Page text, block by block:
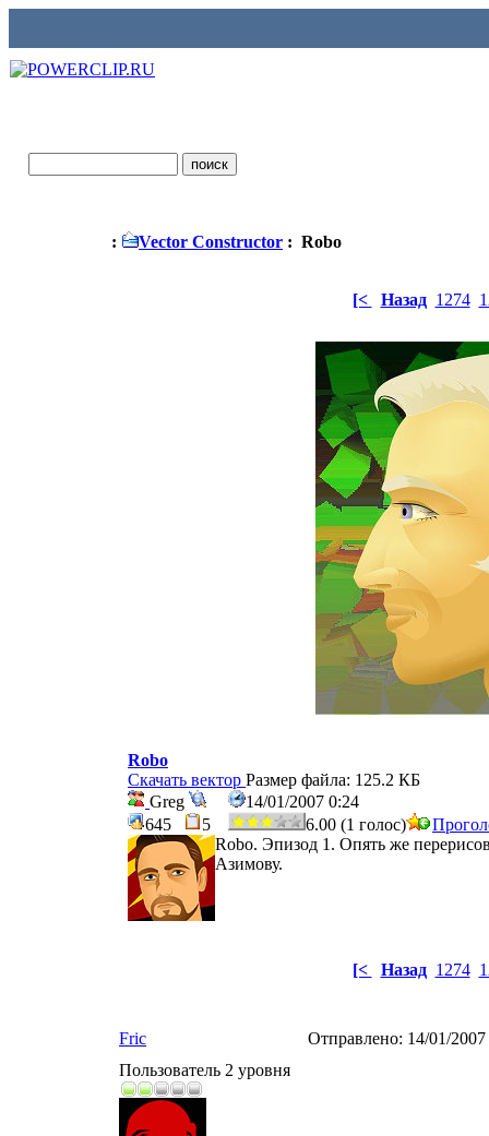
: Vector Constructor : Robo
[< Назад 1274
Robo
Скачать вектор Размер файла: 125.2 КБ
Greg
14/01/2007 0:24
645
5 6.00 (1 голос)
Robo. Эпизод 1. Опять же
Азимову.
[< Назад 1274
Fric Отправлено: 14/01/
Пользователь 2 уровня